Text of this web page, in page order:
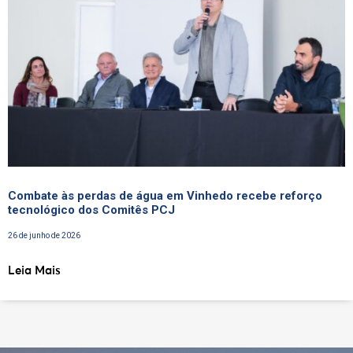
Combate às perdas de água em Vinhedo recebe reforço
tecnológico dos Comitês PCJ
26 de junho de 2026
Leia Mais